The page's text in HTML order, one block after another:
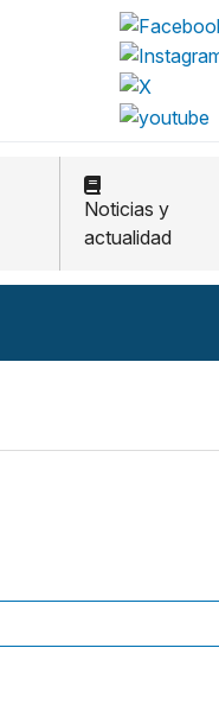
Noticias y
actualidad